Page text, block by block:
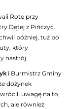
Rotę przy
Dętej z Pińczyc.
później, tuż po
który
nastrój.
i Burmistrz Gminy
dożynek
uwagę na to,
ale również